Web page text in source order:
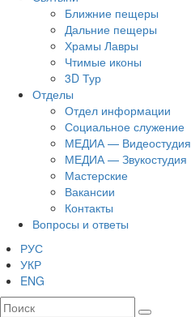
Ближние пещеры
Дальние пещеры
Храмы Лавры
Чтимые иконы
3D Тур
Отделы
Отдел информации
Социальное служение
МЕДИА — Видеостудия
МЕДИА — Звукостудия
Мастерские
Вакансии
Контакты
Вопросы и ответы
РУС
УКР
ENG